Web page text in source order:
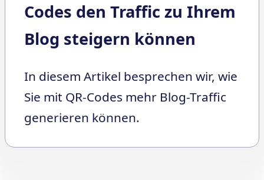
Codes den Traffic zu Ihrem
Blog steigern können
In diesem Artikel besprechen wir, wie
Sie mit QR-Codes mehr Blog-Traffic
generieren können.